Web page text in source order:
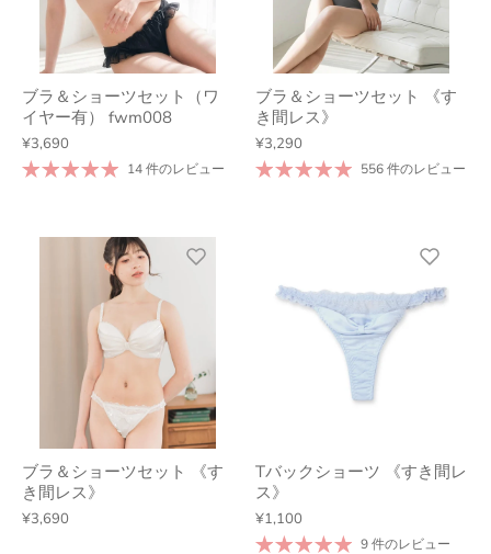
ブラ＆ショーツセット（ワ
イヤー有） fwm008
¥3,690
14 件のレビュー
ブラ＆ショーツセット 《す
き間レス》
¥3,290
556 件のレビュー
ブラ＆ショーツセット 《す
き間レス》
¥3,690
Tバックショーツ 《すき間レ
ス》
¥1,100
9 件のレビュー